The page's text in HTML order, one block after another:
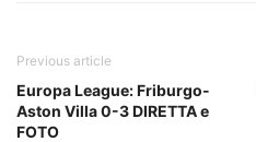
Previous article
Europa League: Friburgo-
Aston Villa 0-3 DIRETTA e
FOTO